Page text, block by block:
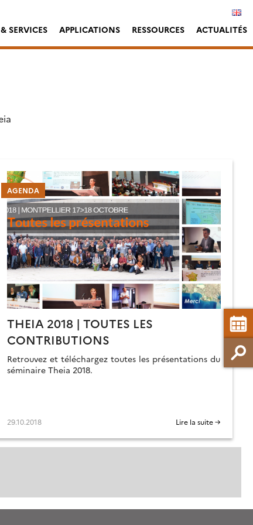
SERVICES APPLICATIONS RESSOURCES ACTUALITÉS
AGENDA
THEIA 2018 | TOUTES LES
CONTRIBUTIONS
Retrouvez et téléchargez toutes les présentations du
séminaire Theia 2018.
29.10.2018 Lire la suite →